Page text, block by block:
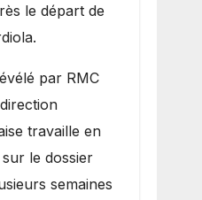
le départ de
par RMC
travaille en
le dossier
semaines